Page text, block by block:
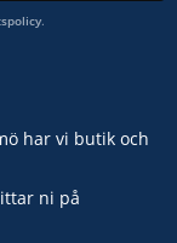
.
har vi butik och
ni på